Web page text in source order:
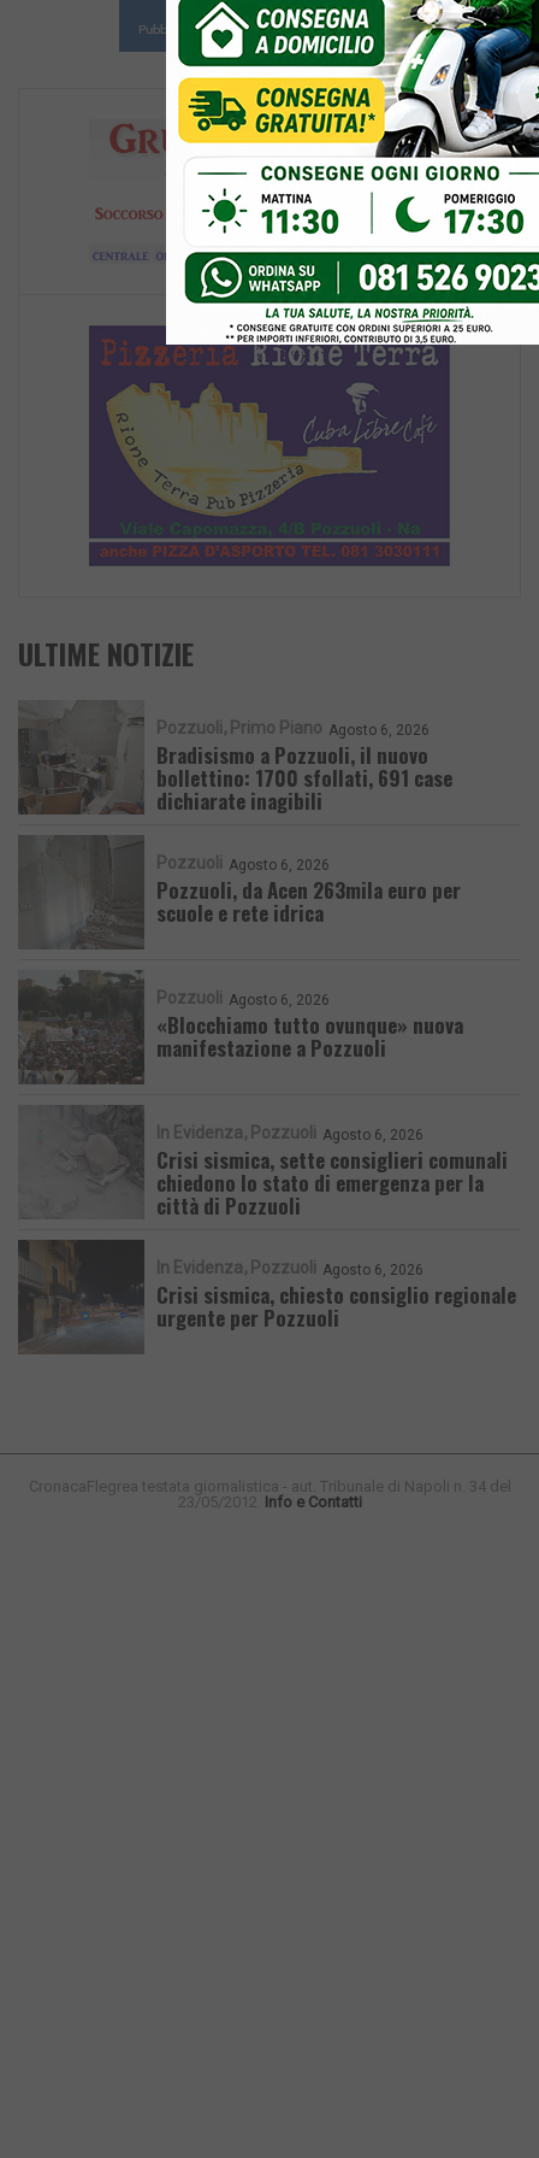
ULTIME NOTIZIE
Pozzuoli Primo Piano Agosto 6, 2026
Bradisismo a Pozzuoli, il nuovo
bollettino: 1700 sfollati, 691 case
dichiarate inagibili
Pozzuoli Agosto 6, 2026
Pozzuoli, da Acen 263mila euro per
scuole e rete idrica
Pozzuoli Agosto 6, 2026
«Blocchiamo tutto ovunque» nuova
manifestazione a Pozzuoli
In Evidenza Pozzuoli Agosto 6, 2026
Crisi sismica, sette consiglieri comunali
chiedono lo stato di emergenza per la
città di Pozzuoli
In Evidenza Pozzuoli Agosto 6, 2026
Crisi sismica, chiesto consiglio regionale
urgente per Pozzuoli
CronacaFlegrea testata giornalistica - aut. Tribunale di Napoli n. 34 del
23/05/2012. Info e Contatti